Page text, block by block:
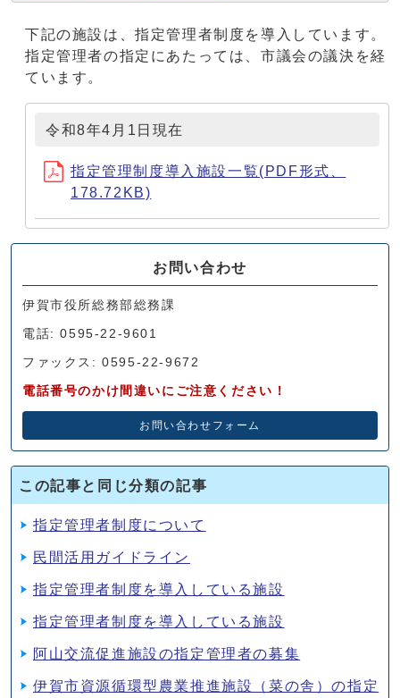
下記の施設は、指定管理者制度を導入しています。
指定管理者の指定にあたっては、市議会の議決を経
ています。
令和8年4月1日現在
指定管理制度導入施設一覧(PDF形式、
178.72KB)
お問い合わせ
伊賀市役所総務部総務課
電話: 0595-22-9601
ファックス: 0595-22-9672
電話番号のかけ間違いにご注意ください！
お問い合わせフォーム
この記事と同じ分類の記事
指定管理者制度について
民間活用ガイドライン
指定管理者制度を導入している施設
指定管理者制度を導入している施設
阿山交流促進施設の指定管理者の募集
伊賀市資源循環型農業推進施設（菜の舎）の指定